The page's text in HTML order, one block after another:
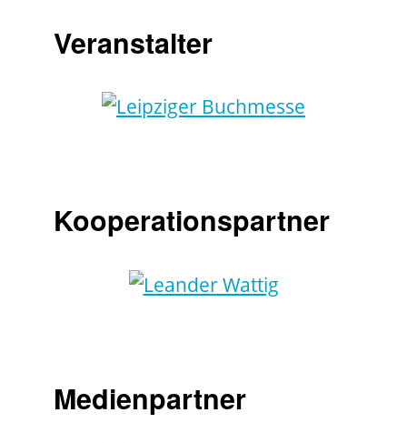
Veranstalter
Kooperationspartner
Medienpartner